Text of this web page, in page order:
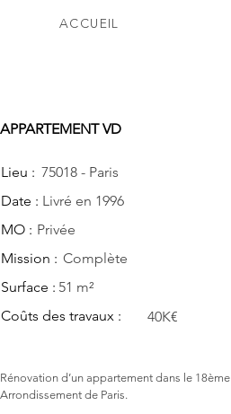
ACCUEIL
APPARTEMENT VD
75018 - Paris
Livré en 1996
Privée
Complète
51 m²
Rénovation d’un appartement dans le 18ème
Arrondissement de Paris.
Lieu :
Date :
MO :
Mission :
Surface :
Coûts des travaux :
40K€